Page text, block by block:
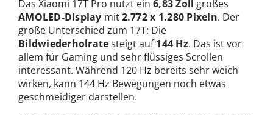
Das Xiaomi 17T Pro nutzt ein 6,83 Zoll großes
AMOLED-Display mit2.772 x 1.280 Pixeln. Der
große Unterschied zum 17T: Die
Bildwiederholratesteigt auf144 Hz. Das ist vor
allem für Gaming und sehr flüssiges Scrollen
interessant. Während 120 Hz bereits sehr weich
wirken, kann 144 Hz Bewegungen noch etwas
geschmeidiger darstellen.